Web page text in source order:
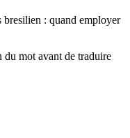
: quand employer
mot avant de traduire